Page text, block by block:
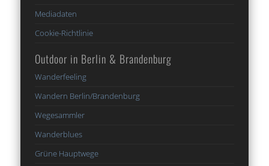
Mediadaten
Cookie-Richtlinie
Outdoor in Berlin & Brandenburg
Wanderfeeling
Wandern Berlin/Brandenburg
Wegesammler
Wanderblues
Grüne Hauptwege